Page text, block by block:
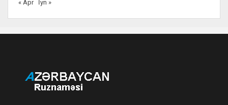
« Apr
İyn »